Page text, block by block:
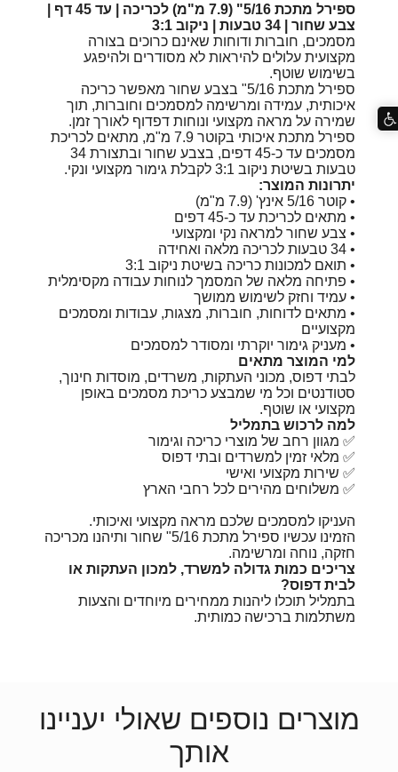
ספירל מתכת 5/16" (7.9 מ"מ) לכריכה | עד 45 דף |
צבע שחור | 34 טבעות | ניקוב 3:1
מסמכים, חוברות ודוחות שאינם כרוכים בצורה
מקצועית עלולים להיראות לא מסודרים ולהיפגע
בשימוש שוטף.
ספירל מתכת 5/16" בצבע שחור מאפשר כריכה
איכותית, עמידה ומרשימה למסמכים וחוברות, תוך
שמירה על מראה מקצועי ונוחות דפדוף לאורך זמן.
ספירל מתכת איכותי בקוטר 7.9 מ"מ, מתאים לכריכת
מסמכים עד כ-45 דפים, בצבע שחור ובתצורת 34
טבעות בשיטת ניקוב 3:1 לקבלת גימור מקצועי ונקי.
יתרונות המוצר:
• קוטר 5/16 אינץ' (7.9 מ"מ)
• מתאים לכריכת עד כ-45 דפים
• צבע שחור למראה נקי ומקצועי
• 34 טבעות לכריכה מלאה ואחידה
• תואם למכונות כריכה בשיטת ניקוב 3:1
• פתיחה מלאה של המסמך לנוחות עבודה מקסימלית
• עמיד וחזק לשימוש ממושך
• מתאים לדוחות, חוברות, מצגות, עבודות ומסמכים
מקצועיים
• מעניק גימור יוקרתי ומסודר למסמכים
למי המוצר מתאים
לבתי דפוס, מכוני העתקות, משרדים, מוסדות חינוך,
סטודנטים וכל מי שמבצע כריכת מסמכים באופן
מקצועי או שוטף.
למה לרכוש בתמליל
✅ מגוון רחב של מוצרי כריכה וגימור
✅ מלאי זמין למשרדים ובתי דפוס
✅ שירות מקצועי ואישי
✅ משלוחים מהירים לכל רחבי הארץ
העניקו למסמכים שלכם מראה מקצועי ואיכותי.
הזמינו עכשיו ספירל מתכת 5/16" שחור ותיהנו מכריכה
חזקה, נוחה ומרשימה.
צריכים כמות גדולה למשרד, למכון העתקות או
לבית דפוס?
בתמליל תוכלו ליהנות ממחירים מיוחדים והצעות
משתלמות ברכישה כמותית.
מוצרים נוספים שאולי יעניינו
אותך